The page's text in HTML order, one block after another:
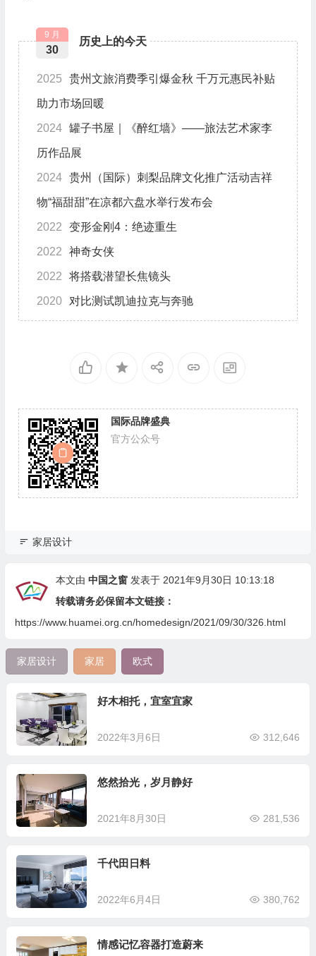
历史上的今天
9 月
30
2025 贵州文旅消费季引爆金秋 千万元惠民补贴
助力市场回暖
2024 罐子书屋｜《醉红墙》——旅法艺术家李
历作品展
2024 贵州（国际）刺梨品牌文化推广活动吉祥
物“福甜甜”在凉都六盘水举行发布会
2022 变形金刚4：绝迹重生
2022 神奇女侠
2022 将搭载潜望长焦镜头
2020 对比测试凯迪拉克与奔驰
国际品牌盛典
官方公众号
家居设计
本文由 中国之窗发表于 2021年9月30日 10:13:18
转载请务必保留本文链接：
https://www.huamei.org.cn/homedesign/2021/09/30/326.html
家居设计 家居 欧式
好木相托，宜室宜家
2022年3月6日 312,646
悠然拾光，岁月静好
2021年8月30日 281,536
千代田日料
2022年6月4日 380,762
情感记忆容器打造蔚来